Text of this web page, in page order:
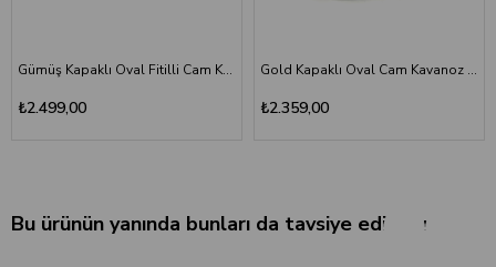
Gümüş Kapaklı Oval Fitilli Cam Kavanoz 19x13x16 cm - Dekoratif Metal Kulplu
₺2.499,00
Gold Kapaklı Oval Cam Kavanoz 18x14x16cm - Dekoratif Saklama Kutusu
₺2.359,00
Bu ürünün yanında bunları da tavsiye ediyoruz.